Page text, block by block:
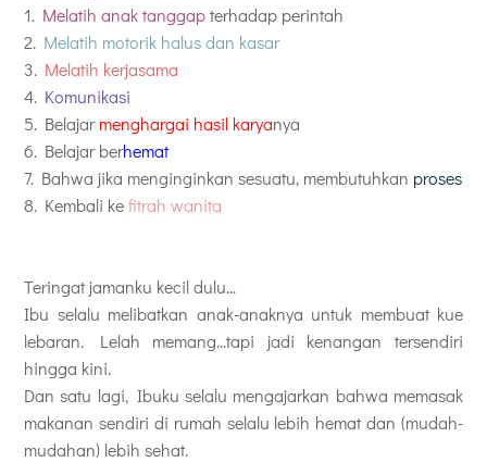
1. Melatih anak tanggapterhadap perintah
2. Melatih motorik halus dan kasar
3. Melatih kerjasama
4. Komunikasi
5. Belajarmenghargai hasil karyanya
6. Belajar berhemat
7. Bahwa jika menginginkan sesuatu, membutuhkan proses
8. Kembali kefitrah wanita
Teringat jamanku kecil dulu...
Ibu selalu melibatkan anak-anaknya untuk membuat kue
lebaran. Lelah memang...tapi jadi kenangan tersendiri
hingga kini.
Dan satu lagi, Ibuku selalu mengajarkan bahwa memasak
makanan sendiri di rumah selalu lebih hemat dan (mudah-
mudahan) lebih sehat.